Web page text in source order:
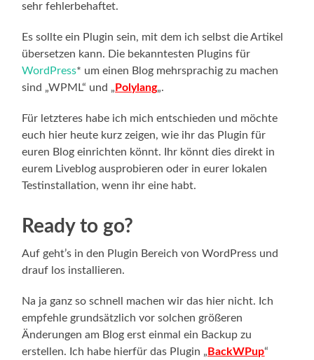
sehr fehlerbehaftet.
Es sollte ein Plugin sein, mit dem ich selbst die Artikel
übersetzen kann. Die bekanntesten Plugins für
WordPress* um einen Blog mehrsprachig zu machen
sind „WPML“ und „ Polylang„.
Für letzteres habe ich mich entschieden und möchte
euch hier heute kurz zeigen, wie ihr das Plugin für
euren Blog einrichten könnt. Ihr könnt dies direkt in
eurem Liveblog ausprobieren oder in eurer lokalen
Testinstallation, wenn ihr eine habt.
Ready to go?
Auf geht’s in den Plugin Bereich von WordPress und
drauf los installieren.
Na ja ganz so schnell machen wir das hier nicht. Ich
empfehle grundsätzlich vor solchen größeren
Änderungen am Blog erst einmal ein Backup zu
erstellen. Ich habe hierfür das Plugin „ BackWPup“